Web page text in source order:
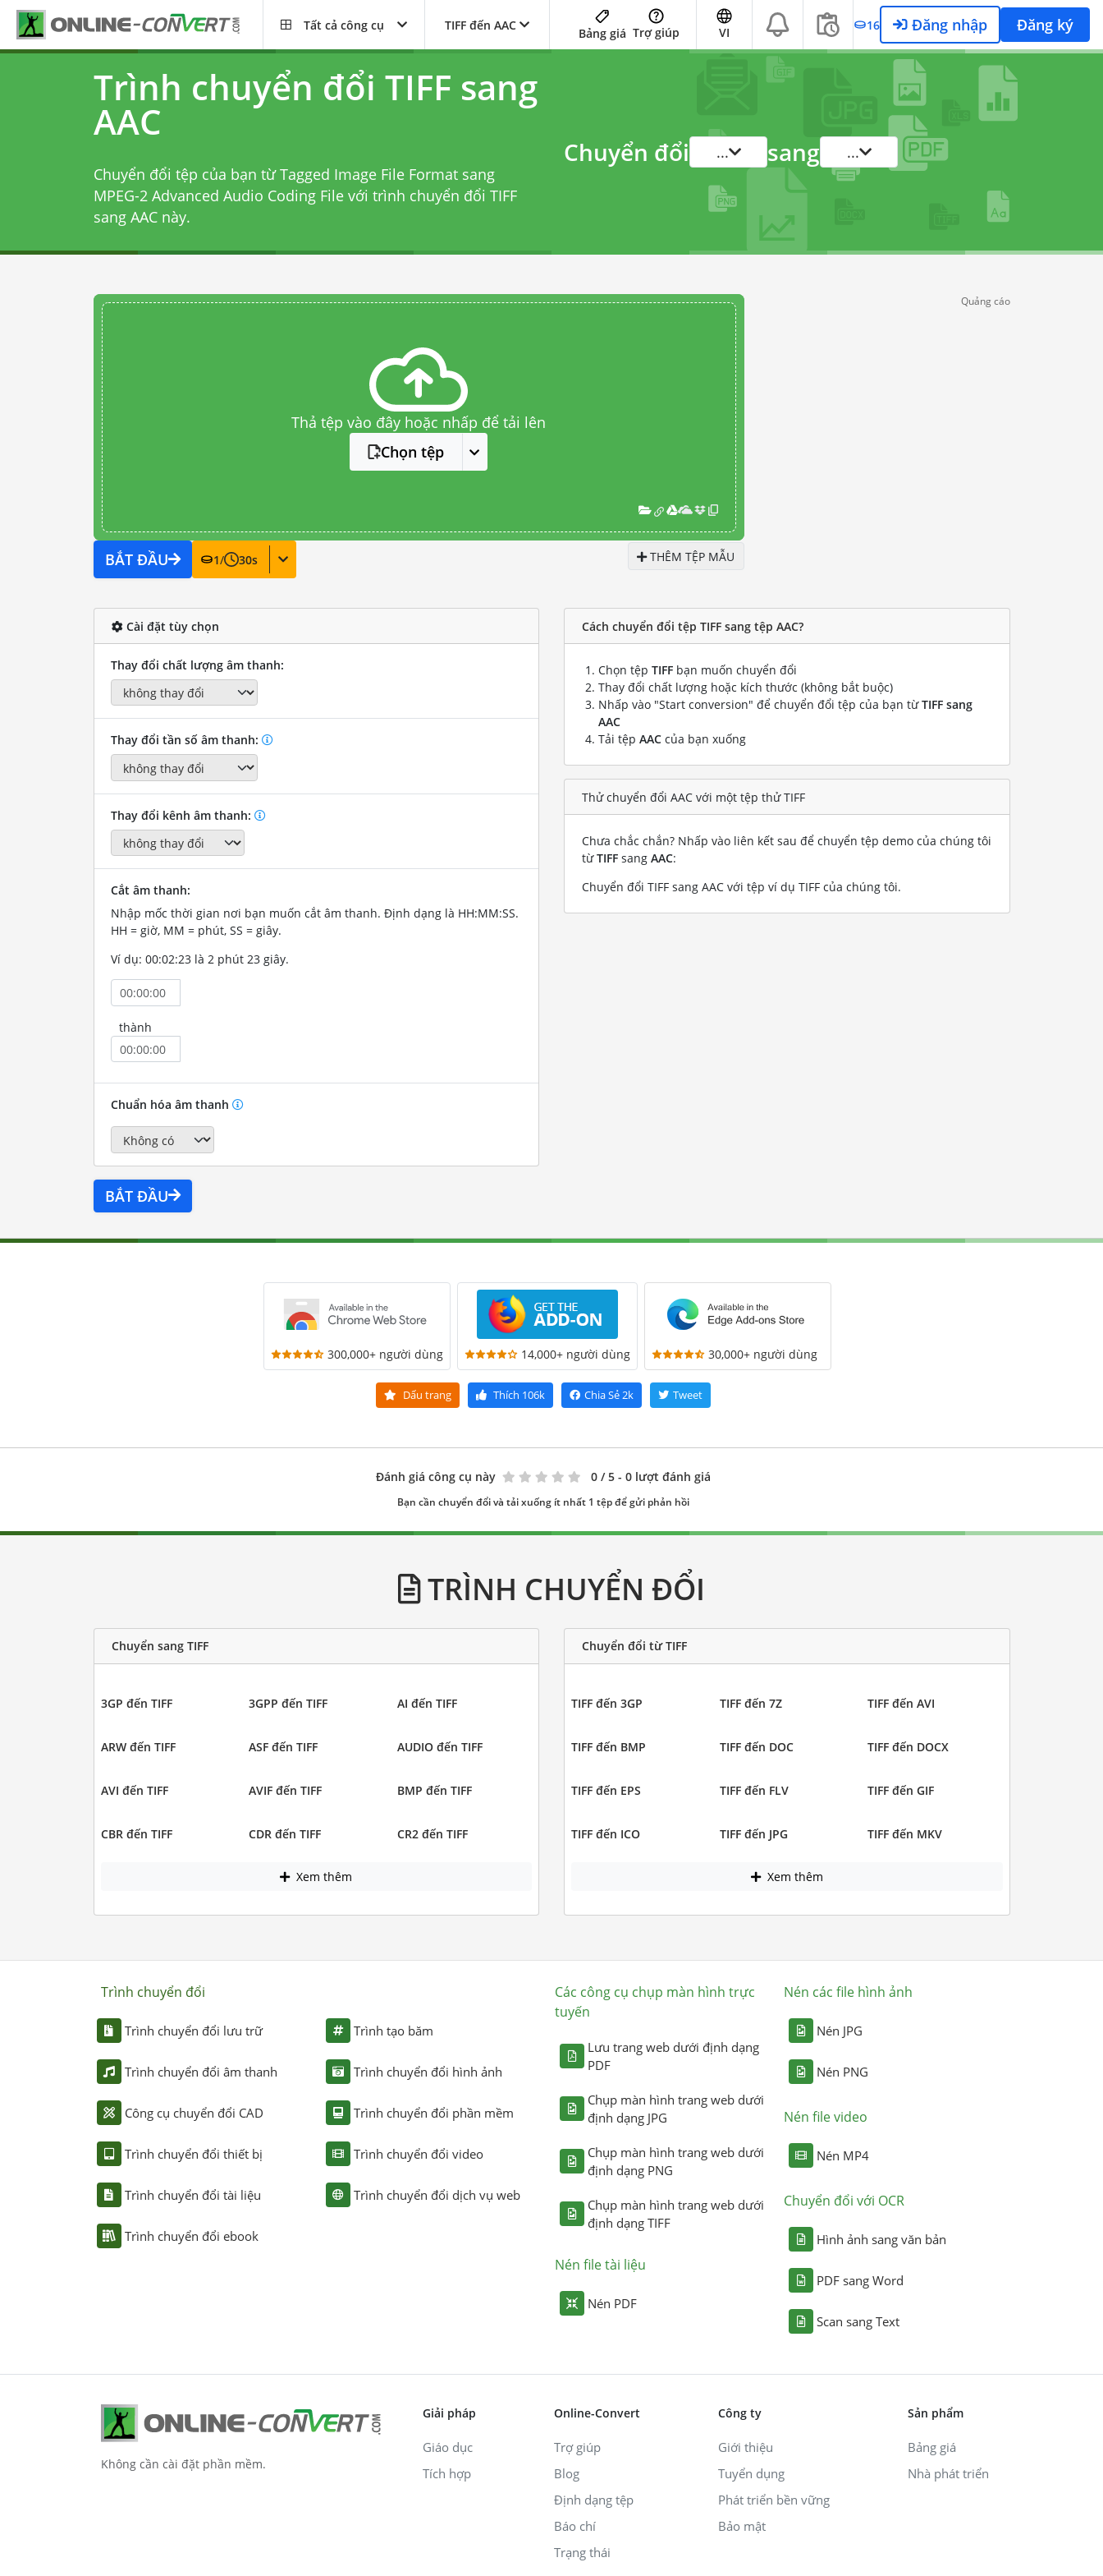
Tất cả công cụ TIFF đến AAC
Bảng giá Trợ giúp VI 16 Đăng nhập Đăng ký
Trình chuyển đổi TIFF sang
AAC
Chuyển đổi tệp của bạn từ Tagged Image File Format sang
MPEG-2 Advanced Audio Coding File với trình chuyển đổi TIFF
sang AACnày.
Chuyển đổi ... sang ...
Thả tệp vào đây hoặc nhấp để tải lên
Chọn tệp
BẮT ĐẦU 1/ 30s THÊM TỆP MẪU
Quảng cáo
Cài đặt tùy chọn
Thay đổi chất lượng âm thanh:
Thay đổi tần số âm thanh:
Thay đổi kênh âm thanh:
Cắt âm thanh:
Nhập mốc thời gian nơi bạn muốn cắt âm thanh. Định dạng là HH:MM:SS.
HH = giờ, MM = phút, SS = giây.
Ví dụ: 00:02:23 là 2 phút 23 giây.
thành
Chuẩn hóa âm thanh
BẮT ĐẦU
Cách chuyển đổi tệp TIFF sang tệp AAC?
Chọn tệp TIFF bạn muốn chuyển đổi
Thay đổi chất lượng hoặc kích thước (không bắt buộc)
Nhấp vào "Start conversion" để chuyển đổi tệp của bạn từTIFF sang
AAC
Tải tệp AAC của bạn xuống
Thử chuyển đổi AAC với một tệp thử TIFF
Chưa chắc chắn? Nhấp vào liên kết sau để chuyển tệp demo của chúng tôi
từTIFF sang AAC:
Chuyển đổi TIFF sang AAC với tệp ví dụ TIFF của chúng tôi.
300,000+ người dùng 14,000+ người dùng 30,000+ người dùng
Dấu trang Thích 106k Chia Sẻ2k Tweet
Đánh giá công cụ này 0 / 5 - 0 lượt đánh giá
Bạn cần chuyển đổi và tải xuống ít nhất 1 tệp để gửi phản hồi
TRÌNH CHUYỂN ĐỔI
Chuyển sang TIFF
3GP đến TIFF 3GPP đến TIFF AI đến TIFF
ARW đến TIFF ASF đến TIFF AUDIO đến TIFF
AVI đến TIFF AVIF đến TIFF BMP đến TIFF
CBR đến TIFF CDR đến TIFF CR2 đến TIFF
Xem thêm
Chuyển đổi từ TIFF
TIFF đến 3GP TIFF đến 7Z TIFF đến AVI
TIFF đến BMP TIFF đến DOC TIFF đến DOCX
TIFF đến EPS TIFF đến FLV TIFF đến GIF
TIFF đến ICO TIFF đến JPG TIFF đến MKV
Xem thêm
Trình chuyển đổi
Trình chuyển đổi lưu trữ
Trình chuyển đổi âm thanh
Công cụ chuyển đổi CAD
Trình chuyển đổi thiết bị
Trình chuyển đổi tài liệu
Trình chuyển đổi ebook
Trình tạo băm
Trình chuyển đổi hình ảnh
Trình chuyển đổi phần mềm
Trình chuyển đổi video
Trình chuyển đổi dịch vụ web
Các công cụ chụp màn hình trực
tuyến
Lưu trang web dưới định dạng
PDF
Chụp màn hình trang web dưới
định dạng JPG
Chụp màn hình trang web dưới
định dạng PNG
Chụp màn hình trang web dưới
định dạng TIFF
Nén file tài liệu
Nén PDF
Nén các file hình ảnh
Nén JPG
Nén PNG
Nén file video
Nén MP4
Chuyển đổi với OCR
Hình ảnh sang văn bản
PDF sang Word
Scan sang Text
Không cần cài đặt phần mềm.
Giải pháp
Giáo dục
Tích hợp
Online-Convert
Trợ giúp
Blog
Định dạng tệp
Báo chí
Trạng thái
Công ty
Giới thiệu
Tuyển dụng
Phát triển bền vững
Bảo mật
Sản phẩm
Bảng giá
Nhà phát triển